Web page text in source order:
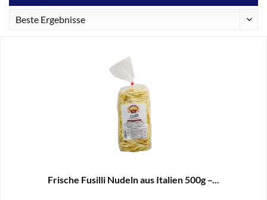
Frische Fusilli Nudeln aus Italien 500g –...